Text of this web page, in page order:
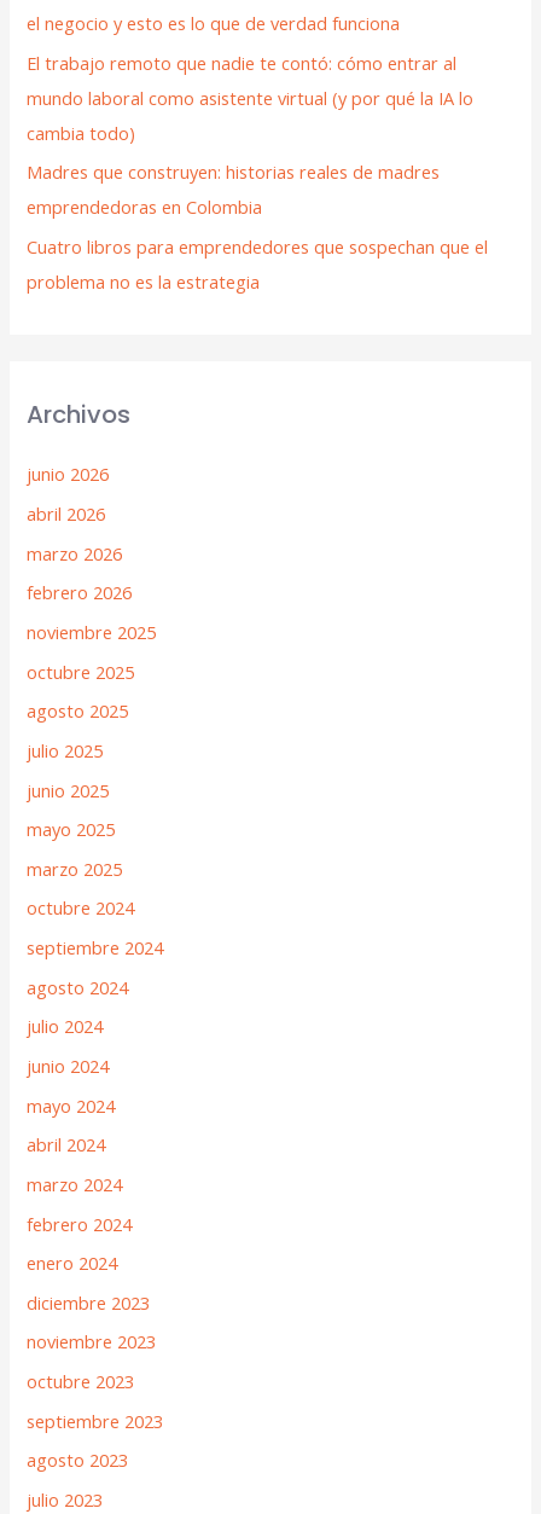
el negocio y esto es lo que de verdad funciona
El trabajo remoto que nadie te contó: cómo entrar al
mundo laboral como asistente virtual (y por qué la IA lo
cambia todo)
Madres que construyen: historias reales de madres
emprendedoras en Colombia
Cuatro libros para emprendedores que sospechan que el
problema no es la estrategia
Archivos
junio 2026
abril 2026
marzo 2026
febrero 2026
noviembre 2025
octubre 2025
agosto 2025
julio 2025
junio 2025
mayo 2025
marzo 2025
octubre 2024
septiembre 2024
agosto 2024
julio 2024
junio 2024
mayo 2024
abril 2024
marzo 2024
febrero 2024
enero 2024
diciembre 2023
noviembre 2023
octubre 2023
septiembre 2023
agosto 2023
julio 2023